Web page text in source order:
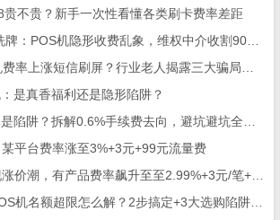
贵不贵？新手一次性看懂各类刷卡费率差距
是真香福利还是隐形陷阱？
平台费率涨至3%+3元+99元流量费